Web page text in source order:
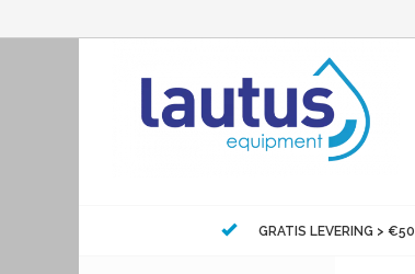
GRATIS LEVERING > €50